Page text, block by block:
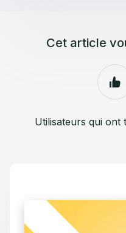
Cet article
Utilisateurs qui ont